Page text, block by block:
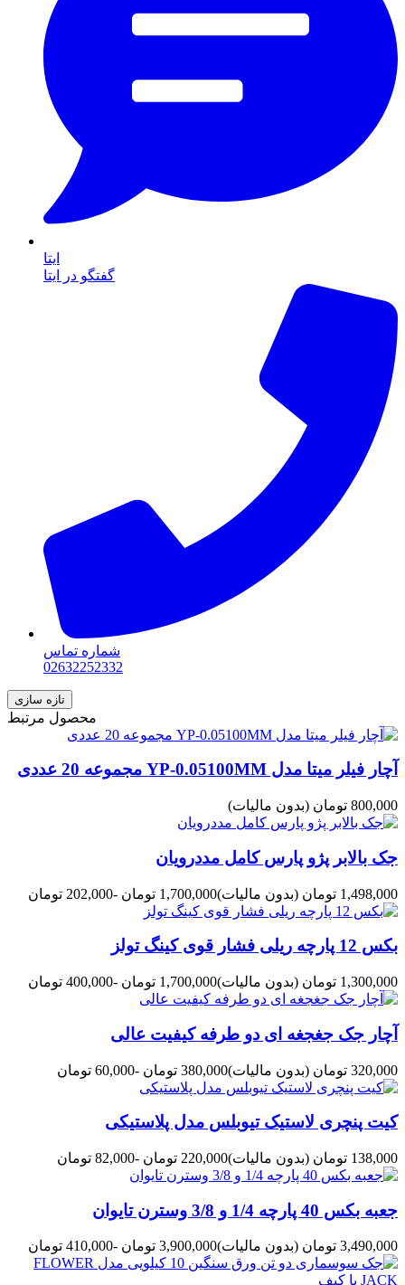
ایتا
گفتگو در ایتا
شماره تماس
02632252332
محصول مرتبط
آچار فیلر میتا مدل YP-0.05100MM مجموعه 20 عددی
800,000 تومان (بدون مالیات)
جک بالابر پژو پارس کامل مددرویان
1,498,000 تومان (بدون مالیات)1,700,000 تومان -202,000 تومان
بکس 12 پارچه ریلی فشار قوی کینگ تولز
1,300,000 تومان (بدون مالیات)1,700,000 تومان -400,000 تومان
آچار جک جغجغه ای دو طرفه کیفیت عالی
320,000 تومان (بدون مالیات)380,000 تومان -60,000 تومان
کیت پنچری لاستیک تیوبلس مدل پلاستیکی
138,000 تومان (بدون مالیات)220,000 تومان -82,000 تومان
جعبه بکس 40 پارچه 1/4 و 3/8 وسترن تایوان
3,490,000 تومان (بدون مالیات)3,900,000 تومان -410,000 تومان